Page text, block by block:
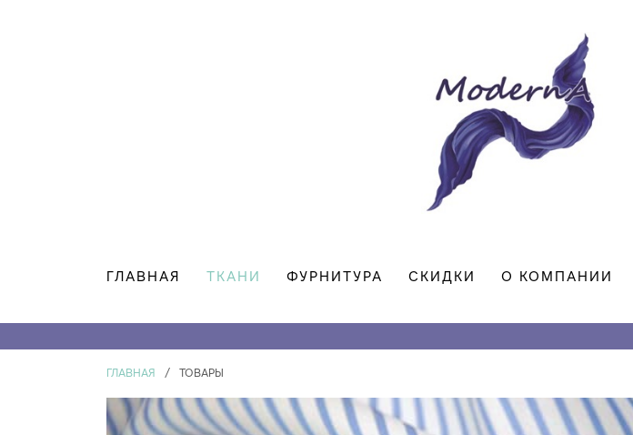
ГЛАВНАЯ ТКАНИ ФУРНИТУРА СКИДКИ О КОМПАНИИ
ГЛАВНАЯ / ТОВАРЫ